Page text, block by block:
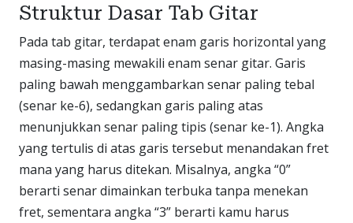
Struktur Dasar Tab Gitar
Pada tab gitar, terdapat enam garis horizontal yang
masing-masing mewakili enam senar gitar. Garis
paling bawah menggambarkan senar paling tebal
(senar ke-6), sedangkan garis paling atas
menunjukkan senar paling tipis (senar ke-1). Angka
yang tertulis di atas garis tersebut menandakan fret
mana yang harus ditekan. Misalnya, angka “0”
berarti senar dimainkan terbuka tanpa menekan
fret, sementara angka “3” berarti kamu harus